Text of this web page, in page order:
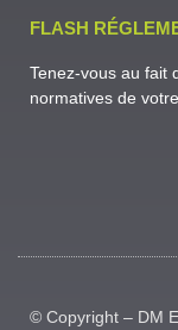
FLASH
Tenez-vous au fait
normatives de
© Copyright – DM